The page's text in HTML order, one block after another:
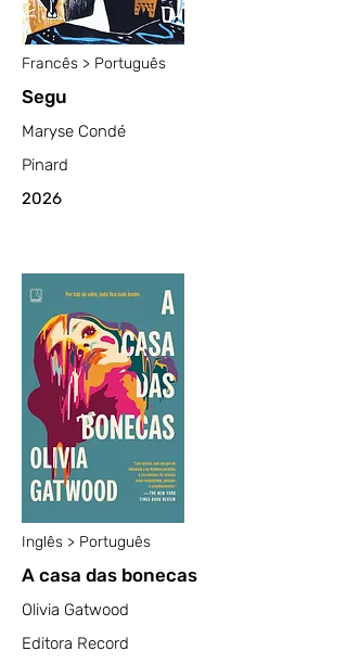
Francês > Português
Segu
Maryse Condé
Pinard
2026
Inglês > Português
A casa das bonecas
Olivia Gatwood
Editora Record